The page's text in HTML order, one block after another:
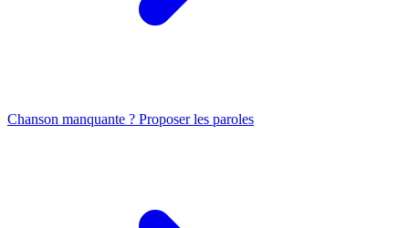
Chanson manquante ? Proposer les paroles